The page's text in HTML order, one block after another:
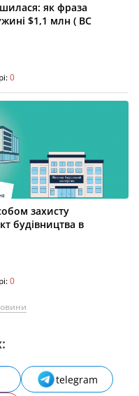
як фраза
$1,1 млн ( ВС
0
захисту
будівництва в
0
telegram